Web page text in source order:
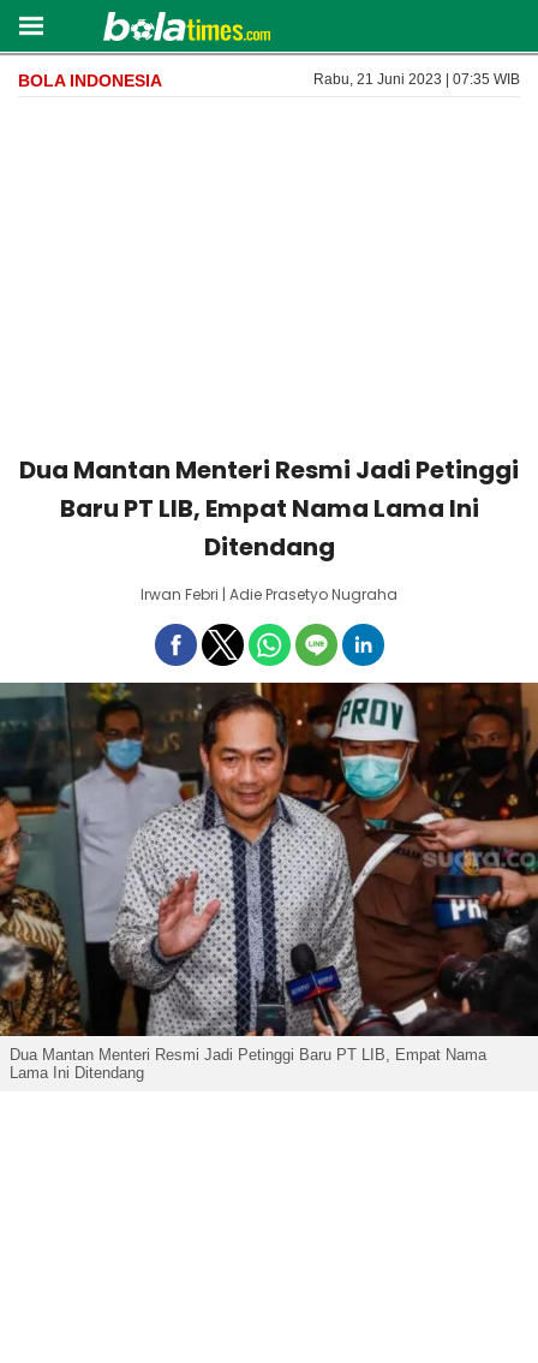
BOLA INDONESIA Rabu, 21 Juni 2023 | 07:35 WIB
Dua Mantan Menteri Resmi Jadi Petinggi
Baru PT LIB, Empat Nama Lama Ini
Ditendang
Irwan Febri | Adie Prasetyo Nugraha
Dua Mantan Menteri Resmi Jadi Petinggi Baru PT LIB, Empat Nama
Lama Ini Ditendang